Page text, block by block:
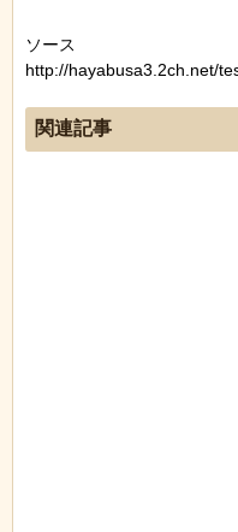
ソース
http://hayabusa3.2ch.net/
関連記事